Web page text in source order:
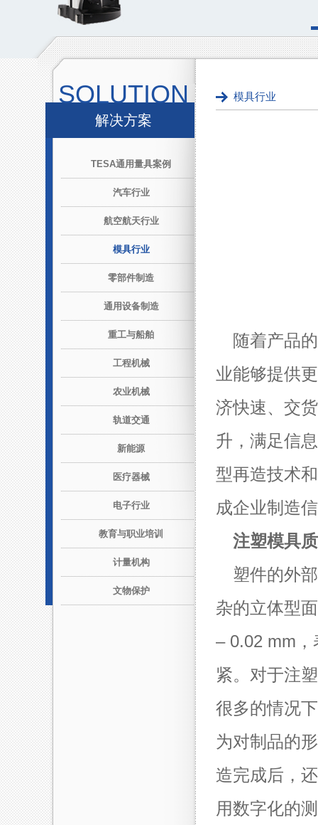
SOLUTION
解决方案
TESA通用量具案例
汽车行业
航空航天行业
模具行业
零部件制造
通用设备制造
重工与船舶
工程机械
农业机械
轨道交通
新能源
医疗器械
电子行业
教育与职业培训
计量机构
文物保护
模具行业
随着产品
业能够提供
济快速、交
升，满足信
型再造技术
成企业制造
注塑模具
塑件的外
杂的立体型
– 0.02 mm
紧。对于注
很多的情况
为对制品的
造完成后，
用数字化的